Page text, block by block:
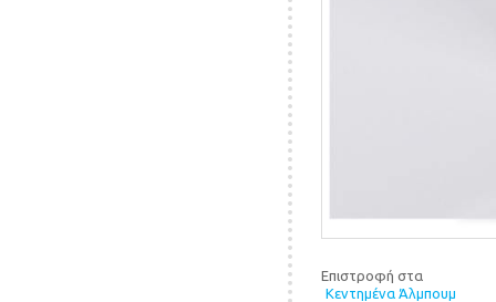
Επιστροφή στα
Κεντημένα Άλμπουμ